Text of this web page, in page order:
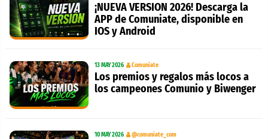
¡NUEVA VERSION 2026! Descarga la
APP de Comuniate, disponible en
IOS y Android
13 MAY 2026 Comuniate
Los premios y regalos más locos a
los campeones Comunio y Biwenger
10 MAY 2026 @comuniate_com